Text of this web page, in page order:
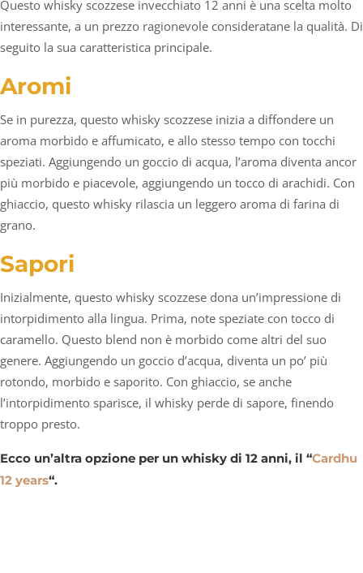
Questo whisky scozzese invecchiato 12 anni è una scelta molto
interessante, a un prezzo ragionevole consideratane la qualità. Di
seguito la sua caratteristica principale.
Aromi
Se in purezza, questo whisky scozzese inizia a diffondere un
aroma morbido e affumicato, e allo stesso tempo con tocchi
speziati. Aggiungendo un goccio di acqua, l’aroma diventa ancor
più morbido e piacevole, aggiungendo un tocco di arachidi. Con
ghiaccio, questo whisky rilascia un leggero aroma di farina di
grano.
Sapori
Inizialmente, questo whisky scozzese dona un’impressione di
intorpidimento alla lingua. Prima, note speziate con tocco di
caramello. Questo blend non è morbido come altri del suo
genere. Aggiungendo un goccio d’acqua, diventa un po’ più
rotondo, morbido e saporito. Con ghiaccio, se anche
l’intorpidimento sparisce, il whisky perde di sapore, finendo
troppo presto.
Ecco un’altra opzione per un whisky di 12 anni, il “Cardhu
12 years“.